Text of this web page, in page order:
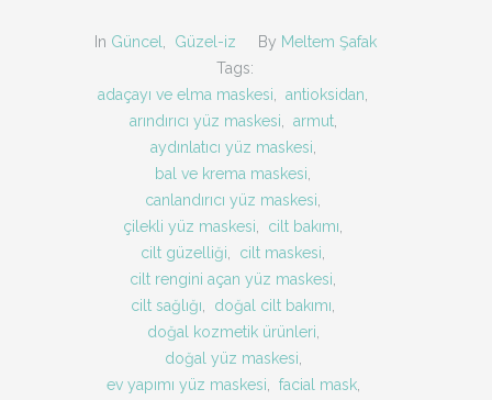
In Güncel Güzel-iz By Meltem Şafak
Tags:
adaçayı ve elma maskesi
antioksidan
arındırıcı yüz maskesi
armut,
aydınlatıcı yüz maskesi
bal ve krema maskesi
canlandırıcı yüz maskesi
çilekli yüz maskesi
cilt bakımı
cilt güzelliği
cilt maskesi
cilt rengini açan yüz maskesi
cilt sağlığı
doğal cilt bakımı
doğal kozmetik ürünleri
doğal yüz maskesi
ev yapımı yüz maskesi
facial mask,